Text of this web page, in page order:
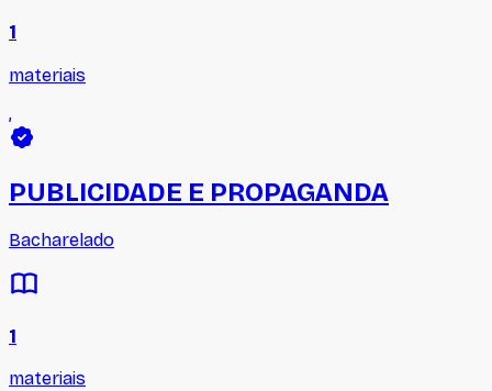
1
materiais
,
PUBLICIDADE E PROPAGANDA
Bacharelado
1
materiais